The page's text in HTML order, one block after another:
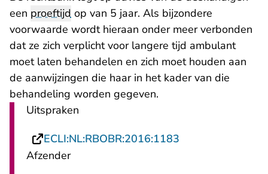
een proeftijd op van 5 jaar. Als bijzondere
voorwaarde wordt hieraan onder meer verbonden
dat ze zich verplicht voor langere tijd ambulant
moet laten behandelen en zich moet houden aan
de aanwijzingen die haar in het kader van die
behandeling worden gegeven.
Uitspraken
ECLI:NL:RBOBR:2016:1183
Afzender